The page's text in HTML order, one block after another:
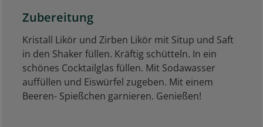
Zubereitung
Kristall Likör und Zirben Likör mit Situp und Saft
in den Shaker füllen. Kräftig schütteln. In ein
schönes Cocktailglas füllen. Mit Sodawasser
auffüllen und Eiswürfel zugeben. Mit einem
Beeren- Spießchen garnieren. Genießen!